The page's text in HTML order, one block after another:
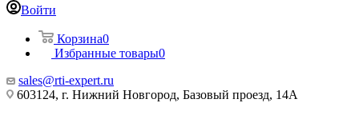
Войти
Корзина0
Избранные товары0
sales@rti-expert.ru
603124, г. Нижний Новгород, Базовый проезд, 14А